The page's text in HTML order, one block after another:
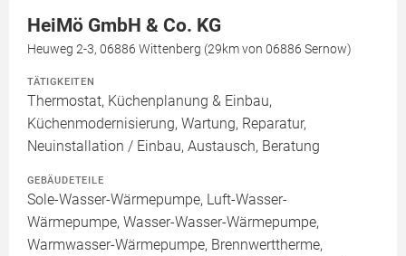
HeiMö GmbH & Co. KG
Heuweg 2-3, 06886 Wittenberg (29km von 06886 Sernow)
TÄTIGKEITEN
Thermostat, Küchenplanung & Einbau,
Küchenmodernisierung, Wartung, Reparatur,
Neuinstallation / Einbau, Austausch, Beratung
GEBÄUDETEILE
Sole-Wasser-Wärmepumpe, Luft-Wasser-
Wärmepumpe, Wasser-Wasser-Wärmepumpe,
Warmwasser-Wärmepumpe, Brennwerttherme,